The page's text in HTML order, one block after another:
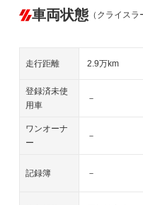
車両状態 （クライス
走行距離 2.9万km
登録済未使
用車
－
ワンオーナ
ー
－
記録簿 －